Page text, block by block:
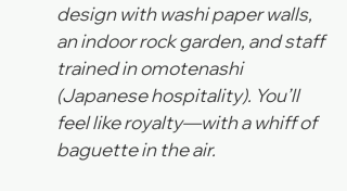
design with washi paper walls,
an indoor rock garden, and staff
trained in omotenashi
(Japanese hospitality). You’ll
feel like royalty—with a whiff of
baguette in the air.